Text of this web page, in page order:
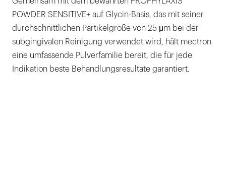
POWDER SENSITIVE+ auf Glycin-Basis, das mit seiner
durchschnittlichen Partikelgröße von 25 μm bei der
subgingivalen Reinigung verwendet wird, hält mectron
eine umfassende Pulverfamilie bereit, die für jede
Indikation beste Behandlungsresultate garantiert.